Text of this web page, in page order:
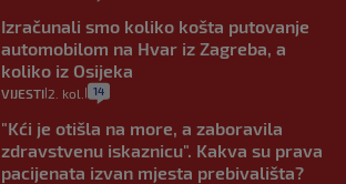
Izračunali smo koliko košta putovanje
automobilom na Hvar iz Zagreba, a
koliko iz Osijeka
VIJESTI 2. kol. 14
"Kći je otišla na more, a zaboravila
zdravstvenu iskaznicu". Kakva su prava
pacijenata izvan mjesta prebivališta?